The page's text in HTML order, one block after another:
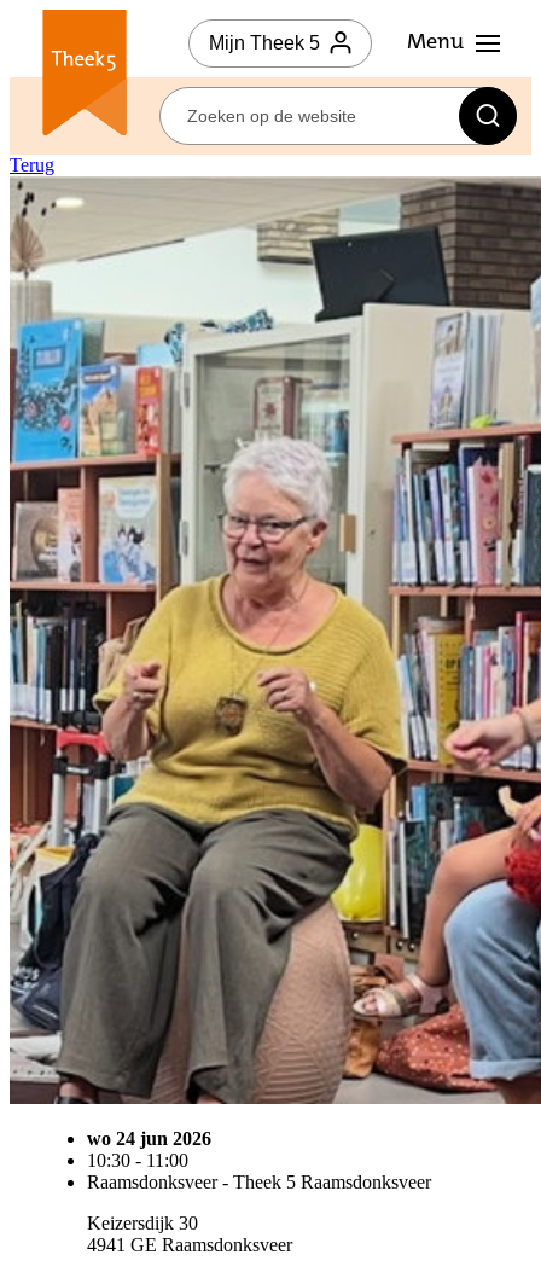
Mijn Theek 5
wo 24 jun 2026
10:30 - 11:00
Raamsdonksveer - Theek 5 Raamsdonksveer
Keizersdijk 30
4941 GE Raamsdonksveer
Ouder(s) en kind
0 - 4 jaar
Ontwikkeling
Kinderen
Toevoegen aan agenda
Voorleespret - Raamsdonksveer
Thema: Plonzen en zwemmen
Over Voorleespret
Jonge kinderen genieten van verhalen en tijdens Voorleespret beleeft je kindje iedere keer een nieuw avontuur!
vader, moeder, opa of oma zijn de kinderen welkom om te luisteren naar een leuk boek, liedjes te zingen of een
doen. De kinderen worden natuurlijk actief betrokken. Samen plezier beleven rondom taal en boeken! Komen
Waarom naar Voorleespret?
Kinderen hebben van jongs af aan baat bij voorlezen. Doordat in boekjes en verhalen andere woorden worden
spreektaal zorgt dit ervoor dat kinderen met andere woorden in aanraking komen. Door het verhaal voor te
te voeren over het verhaal, wordt de woordenschat vergroot en leren ze verhalen te begrijpen. Maar het
gewoon ontzettend gezellig is! Onze voorleesvrijwilligers maken er iedere week weer een knusse beleving van.
Helaas is het niet meer mogelijk om te reserveren. De
reserveringsdeadline is verstreken op woensdag 24 juni 2026 om